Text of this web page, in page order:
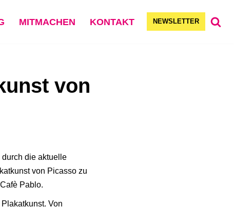
MITMACHEN KONTAKT NEWSLETTER
von
die aktuelle
von Picasso zu
Pablo.
Von